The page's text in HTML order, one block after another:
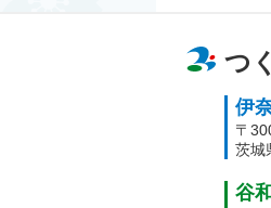
つ
伊
〒
茨城
谷